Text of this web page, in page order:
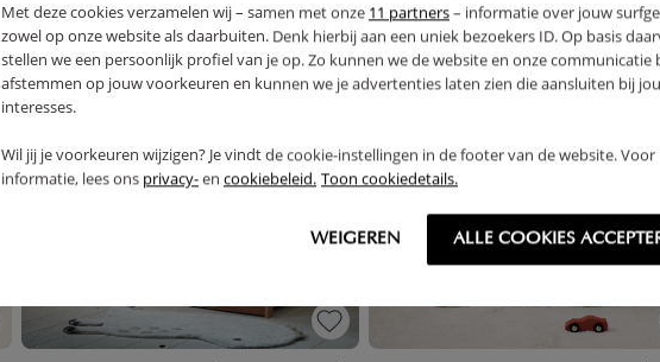
Met deze cookies verzamelen wij – samen met onze 11 partners– informatie over jouw
zowel op onze website als daarbuiten. Denk hierbij aan een uniek bezoekers ID. Op basis
stellen we een persoonlijk profiel van je op. Zo kunnen we de website en onze communicatie
afstemmen op jouw voorkeuren en kunnen we je advertenties laten zien die aansluiten bij
interesses.
Wil jij je voorkeuren wijzigen? Je vindt de cookie-instellingen in de footer van de website. Voor
informatie, lees ons privacy-en cookiebeleid. Toon cookiedetails.
WEIGEREN ALLE COOKIES